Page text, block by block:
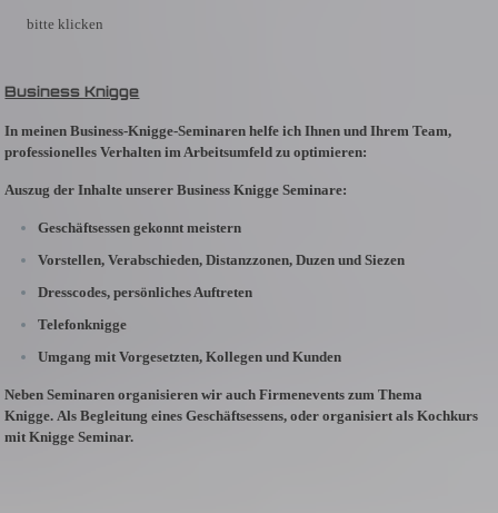
bitte klicken
Business Knigge
In meinenBusiness-Knigge-Seminaren helfe ich Ihnen und Ihrem Team,
professionelles Verhalten im Arbeitsumfeld zu optimieren:
Auszug der Inhalte unserer Business Knigge Seminare:
Geschäftsessen gekonnt meistern
Vorstellen, Verabschieden, Distanzzonen, Duzen und Siezen
Dresscodes, persönliches Auftreten
Telefonknigge
Umgang mit Vorgesetzten, Kollegen und Kunden
Neben Seminaren organisieren wir auch Firmenevents zum Thema
Knigge. Als Begleitung eines Geschäftsessens, oder organisiert als Kochkurs
mit Knigge Seminar.